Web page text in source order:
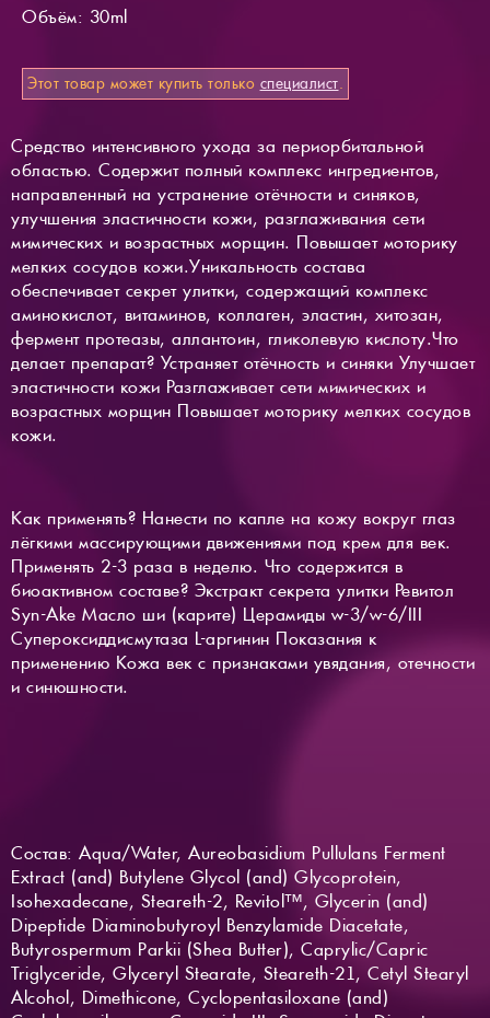
Объём: 30ml
Этот товар может купить только специалист.
Средство интенсивного ухода за периорбитальной
областью. Содержит полный комплекс ингредиентов,
направленный на устранение отёчности и синяков,
улучшения эластичности кожи, разглаживания сети
мимических и возрастных морщин. Повышает моторику
мелких сосудов кожи.Уникальность состава
обеспечивает секрет улитки, содержащий комплекс
аминокислот, витаминов, коллаген, эластин, хитозан,
фермент протеазы, аллантоин, гликолевую кислоту.Что
делает препарат? Устраняет отёчность и синяки Улучшает
эластичности кожи Разглаживает сети мимических и
возрастных морщин Повышает моторику мелких сосудов
кожи.
Как применять? Нанести по капле на кожу вокруг глаз
лёгкими массирующими движениями под крем для век.
Применять 2-3 раза в неделю. Что содержится в
биоактивном составе? Экстракт секрета улитки Ревитол
Syn-Ake Масло ши (карите) Церамиды w-3/w-6/III
Супероксиддисмутаза L-аргинин Показания к
применению Кожа век с признаками увядания, отечности
и синюшности.
Состав: Aqua/Water, Aureobasidium Pullulans Ferment
Extract (and) Butylene Glycol (and) Glycoprotein,
Isohexadecane, Steareth-2, Revitol™, Glycerin (and)
Dipeptide Diaminobutyroyl Benzylamide Diacetate,
Butyrospermum Parkii (Shea Butter), Caprylic/Capric
Triglyceride, Glyceryl Stearate, Steareth-21, Cetyl Stearyl
Alcohol, Dimethicone, Cyclopentasiloxane (and)